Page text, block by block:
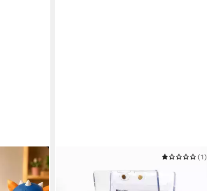
Booster
Sammelkarte cardcosmos - Magnetic
Card Holder 35PT Kartenhalter
(1)